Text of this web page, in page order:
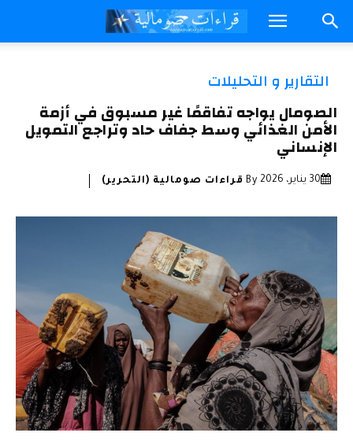
التقارير و التحليلات
الصومال يواجه تفاقمًا غير مسبوق في أزمة
الأمن الغذائي وسط جفاف حاد وتراجع التمويل
الإنساني
30 يناير، 2026 By قراءات صومالية (التحرير)